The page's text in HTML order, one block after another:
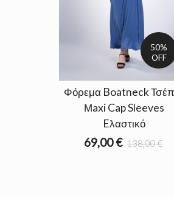
50%
OFF
Φόρεμα Boatneck
Μaxi Cap Sleeves
Eλαστικό
69,00 € 138,00 €